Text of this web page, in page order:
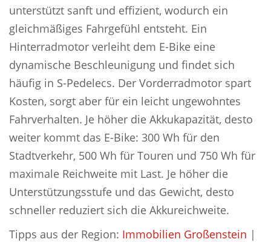
unterstützt sanft und effizient, wodurch ein
gleichmäßiges Fahrgefühl entsteht. Ein
Hinterradmotor verleiht dem E-Bike eine
dynamische Beschleunigung und findet sich
häufig in S-Pedelecs. Der Vorderradmotor spart
Kosten, sorgt aber für ein leicht ungewohntes
Fahrverhalten. Je höher die Akkukapazität, desto
weiter kommt das E-Bike: 300 Wh für den
Stadtverkehr, 500 Wh für Touren und 750 Wh für
maximale Reichweite mit Last. Je höher die
Unterstützungsstufe und das Gewicht, desto
schneller reduziert sich die Akkureichweite.
Tipps aus der Region: Immobilien Großenstein |